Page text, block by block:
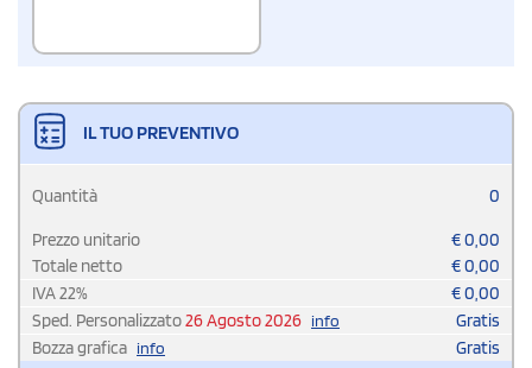
IL TUO PREVENTIVO
Quantità 0
Prezzo unitario €0,00
Totale netto
€0,00
IVA22% €0,00
Sped. Personalizzato26 Agosto 2026 info
Gratis
Bozza grafica info Gratis